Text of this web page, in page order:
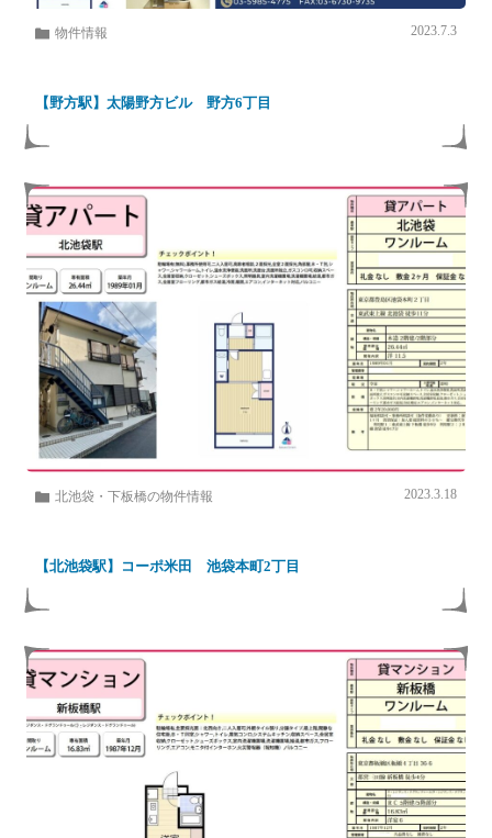
物件情報 2023.7.3
【野方駅】太陽野方ビル 野方6丁目
北池袋・下板橋の物件情報 2023.3.18
【北池袋駅】コーポ米田 池袋本町2丁目